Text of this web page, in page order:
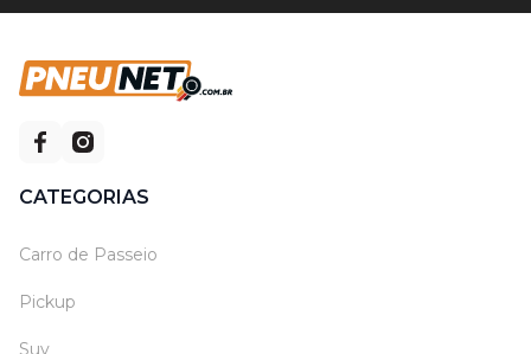
CATEGORIAS
Carro de Passeio
Pickup
Suv